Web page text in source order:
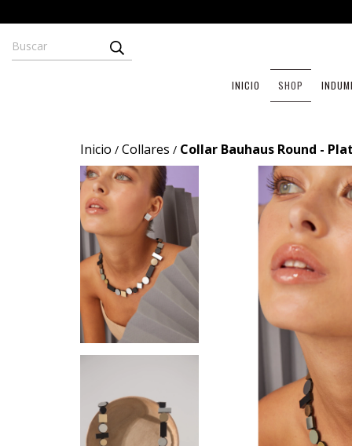
INICIO SHOP
Inicio / Collares / Collar Bauhaus Round -